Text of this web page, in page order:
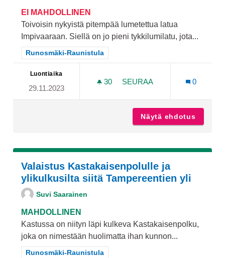
EI MAHDOLLINEN
Toivoisin nykyistä pitempää lumetettua latua
Impivaaraan. Siellä on jo pieni tykkilumilatu, jota...
Rajaa tulokset teeman mukaan: Runosmäki-Raunistula
Runosmäki-Raunistula
Luontiaika
29.11.2023
30 30 SEURAAJAA
SEURAA
0
Näytä ehdotus
Valaistus Kastakaisenpolulle ja
ylikulkusilta siitä Tampereentien yli
Suvi Saarainen
MAHDOLLINEN
Kastussa on niityn läpi kulkeva Kastakaisenpolku,
joka on nimestään huolimatta ihan kunnon...
Rajaa tulokset teeman mukaan: Runosmäki-Raunistula
Runosmäki-Raunistula